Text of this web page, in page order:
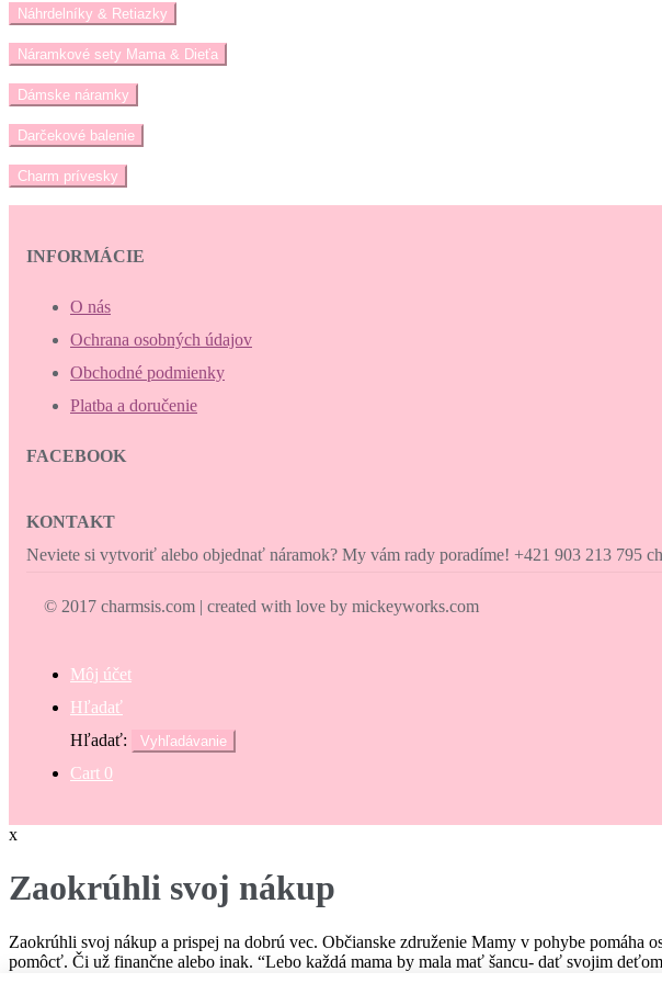
Náhrdelníky & Retiazky
Náramkové sety Mama & Dieťa
Dámske náramky
Darčekové balenie
Charm prívesky
INFORMÁCIE
O nás
Ochrana osobných údajov
Obchodné podmienky
Platba a doručenie
FACEBOOK
KONTAKT
Neviete si vytvoriť alebo objednať náramok? My vám rady poradíme! +421 903 213 795
© 2017 charmsis.com | created with love by mickeyworks.com
Môj účet
Hľadať
Hľadať:
Vyhľadávanie
Cart 0
x
Zaokrúhli svoj nákup
Zaokrúhli svoj nákup a prispej na dobrú vec. Občianske združenie Mamy v pohybe
pomôcť. Či už finančne alebo inak. “Lebo každá mama by mala mať šancu- dať svojim